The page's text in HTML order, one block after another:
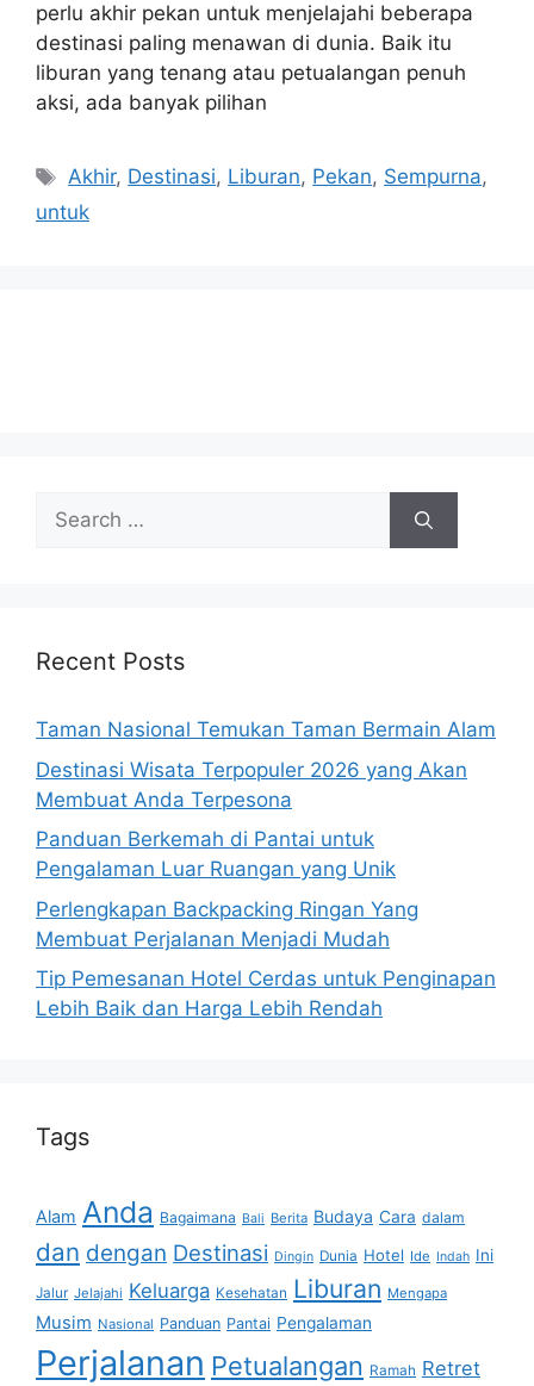
perlu akhir pekan untuk menjelajahi beberapa
destinasi paling menawan di dunia. Baik itu
liburan yang tenang atau petualangan penuh
aksi, ada banyak pilihan
Tags
Akhir, Destinasi, Liburan, Pekan, Sempurna,
untuk
Search
for:
Recent Posts
Taman Nasional Temukan Taman Bermain Alam
Destinasi Wisata Terpopuler 2026 yang Akan
Membuat Anda Terpesona
Panduan Berkemah di Pantai untuk
Pengalaman Luar Ruangan yang Unik
Perlengkapan Backpacking Ringan Yang
Membuat Perjalanan Menjadi Mudah
Tip Pemesanan Hotel Cerdas untuk Penginapan
Lebih Baik dan Harga Lebih Rendah
Tags
Alam Anda Bagaimana Bali Berita Budaya Cara dalam
dan dengan Destinasi Dingin Dunia Hotel Ide Indah Ini
Jalur Jelajahi Keluarga Kesehatan Liburan Mengapa
Musim Nasional Panduan Pantai Pengalaman
Perjalanan Petualangan Ramah Retret